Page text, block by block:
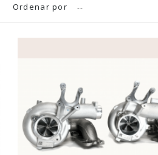
Ordenar por --